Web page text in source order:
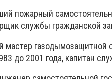
пожарный
службы гражданской
газодымозащитной
до 2001 года, капитан